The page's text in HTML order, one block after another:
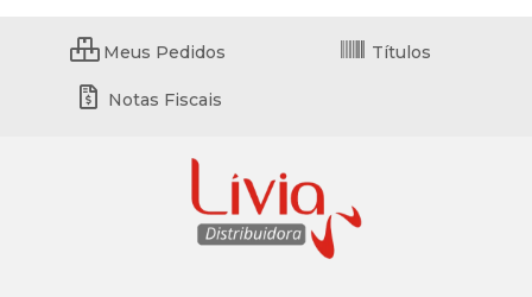
Meus Pedidos Títulos
Notas Fiscais